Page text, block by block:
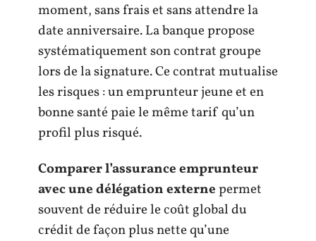
moment, sans frais et sans attendre la
date anniversaire. La banque propose
systématiquement son contrat groupe
lors de la signature. Ce contrat mutualise
les risques : un emprunteur jeune et en
bonne santé paie le même tarif qu’un
profil plus risqué.
Comparer l’assurance emprunteur
avec une délégation externepermet
souvent de réduire le coût global du
crédit de façon plus nette qu’une